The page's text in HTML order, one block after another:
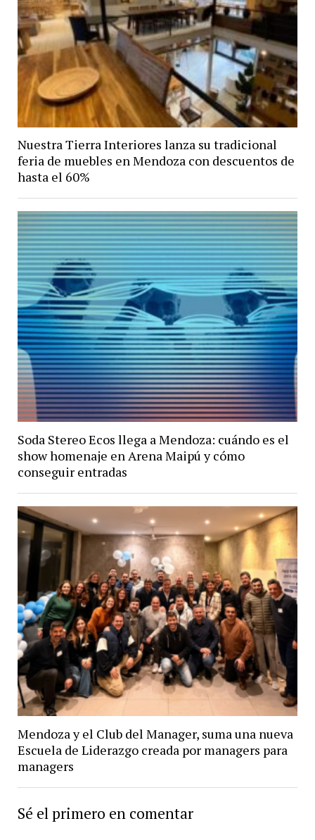
Nuestra Tierra Interiores lanza su tradicional
feria de muebles en Mendoza con descuentos de
hasta el 60%
Soda Stereo Ecos llega a Mendoza: cuándo es el
show homenaje en Arena Maipú y cómo
conseguir entradas
Mendoza y el Club del Manager, suma una nueva
Escuela de Liderazgo creada por managers para
managers
Sé el primero en comentar